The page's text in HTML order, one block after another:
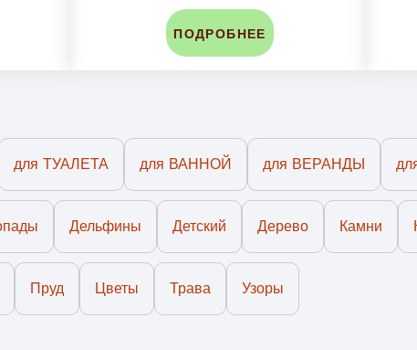
ПОДРОБНЕЕ
для ТУАЛЕТА для ВАННОЙ для ВЕРАНДЫ
Дельфины Детский Дерево Камни
Пруд Цветы Трава Узоры